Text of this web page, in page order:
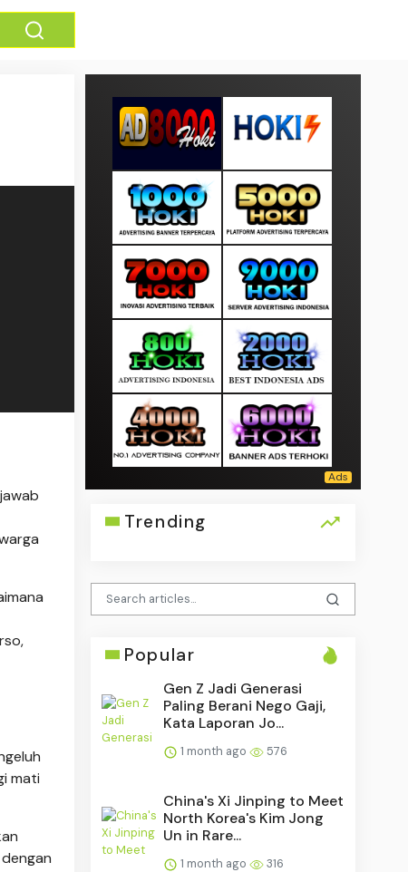
mati
Trending
Popular
Gen Z Jadi Generasi
Paling Berani Nego Gaji,
Kata Laporan Jo...
1 month ago 576
China's Xi Jinping to Meet
North Korea's Kim Jong
Un in Rare...
1 month ago 316